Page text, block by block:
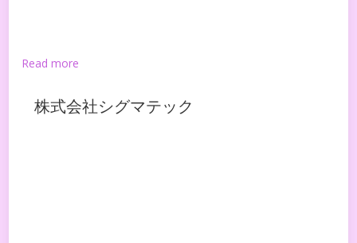
Read more
株式会社シグマテック